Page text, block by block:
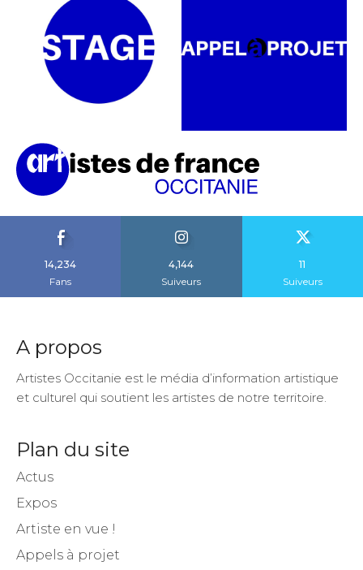
14,234
Fans
4,144
Suiveurs
11
Suiveurs
A propos
Artistes Occitanie est le média d’information artistique
et culturel qui soutient les artistes de notre territoire.
Plan du site
Actus
Expos
Artiste en vue !
Appels à projet